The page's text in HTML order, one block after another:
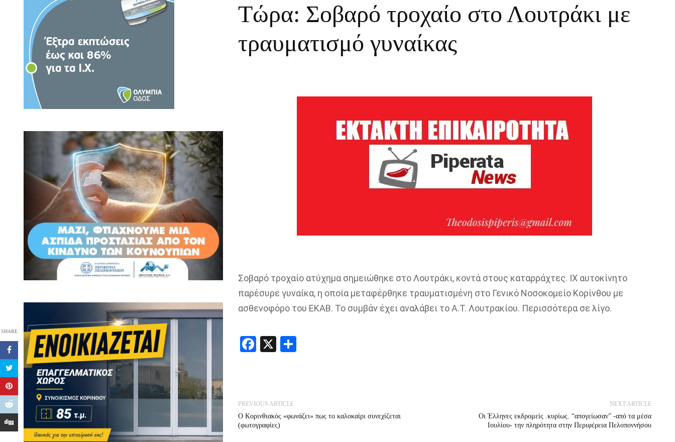
Τώρα: Σοβαρό τροχαίο στο Λουτράκι με
τραυματισμό γυναίκας
SHARE
Σοβαρό τροχαίο ατύχημα σημειώθηκε στο Λουτράκι, κοντά στους καταρράχτες. ΙΧ αυτοκίνητο
παρέσυρε γυναίκα, η οποία μεταφέρθηκε τραυματισμένη στο Γενικό Νοσοκομείο Κορίνθου με
ασθενοφόρο του ΕΚΑΒ. Το συμβάν έχει αναλάβει το Α.Τ. Λουτρακίου. Περισσότερα σε λίγο.
Facebook
X Share
PREVIOUS ARTICLE
Ο Κορινθιακός «φωνάζει» πως το καλοκαίρι συνεχίζεται
(φωτογραφίες)
NEXT ARTICLE
Οι Έλληνες εκδρομείς .κυρίως. “απογείωσαν” -από τα μέσα
Ιουλίου- την πληρότητα στην Περιφέρεια Πελοποννήσου